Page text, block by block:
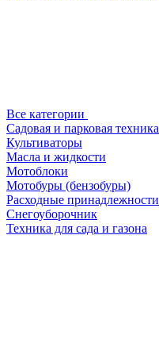
Все категории
Садовая и парковая техника
Культиваторы
Масла и жидкости
Мотоблоки
Мотобуры (бензобуры)
Расходные принадлежности
Снегоуборочник
Техника для сада и газона